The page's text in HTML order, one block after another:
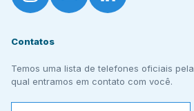
Contatos
Temos uma lista de telefones oficiais pela
qual entramos em contato com você.